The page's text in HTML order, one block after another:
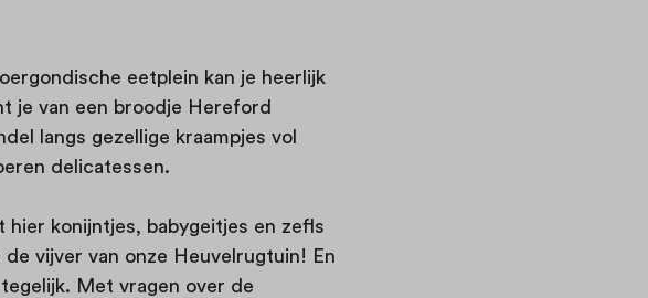
eetplein kan je heerlijk
je van een broodje Hereford
langs gezellige kraampjes vol
delicatessen.
hier konijntjes, babygeitjes en zefls
vijver van onze Heuvelrugtuin! En
Met vragen over de